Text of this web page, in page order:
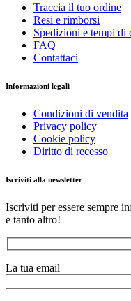
Traccia il tuo ordine
Resi e rimborsi
Spedizioni e tempi di
FAQ
Contattaci
Informazioni legali
Condizioni di vendita
Privacy policy
Cookie policy
Diritto di recesso
Iscriviti alla newsletter
Iscriviti per essere sempre
e tanto altro!
La tua email